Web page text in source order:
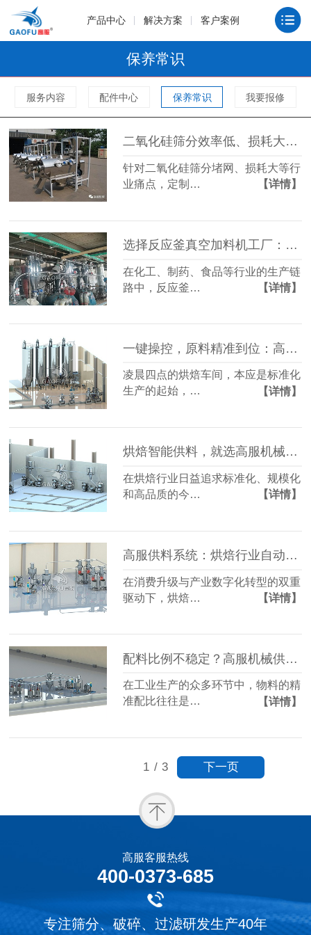
产品中心 解决方案 客户案例
保养常识
服务内容 配件中心 保养常识 我要报修
二氧化硅筛分效率低、损耗大？选对振动筛分机，产能提升 40%+
针对二氧化硅筛分堵网、损耗大等行
业痛点，定制…
【详情】
选择反应釜真空加料机工厂：性价比和售后服务哪个更重要？
在化工、制药、食品等行业的生产链
路中，反应釜…
【详情】
一键操控，原料精准到位：高服智能化供料系统，重塑烘焙生产线
凌晨四点的烘焙车间，本应是标准化
生产的起始，…
【详情】
烘焙智能供料，就选高服机械：以精准科技，赋能现代烘焙新未来
在烘焙行业日益追求标准化、规模化
和高品质的今…
【详情】
高服供料系统：烘焙行业自动化供料优选
在消费升级与产业数字化转型的双重
驱动下，烘焙…
【详情】
配料比例不稳定？高服机械供料系统实现精准把控
在工业生产的众多环节中，物料的精
准配比往往是…
【详情】
1 / 3 下一页
高服客服热线
400-0373-685
专注筛分、破碎、过滤研发生产40年